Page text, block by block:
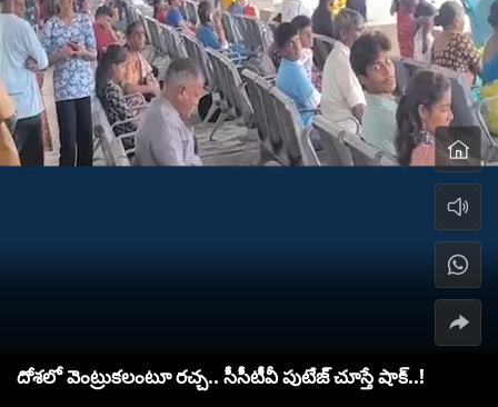
దోశలో వెంట్రుకలంటూ రచ్చ.. సీసీటీవీ పుటేజ్ చూస్తే షాక్..!